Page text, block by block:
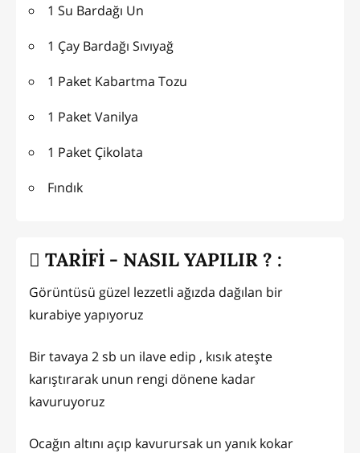
1 Su Bardağı Un
1 Çay Bardağı Sıvıyağ
1 Paket Kabartma Tozu
1 Paket Vanilya
1 Paket Çikolata
Fındık
TARİFİ - NASIL YAPILIR ? :
Görüntüsü güzel lezzetli ağızda dağılan bir
kurabiye yapıyoruz
Bir tavaya 2 sb un ilave edip , kısık ateşte
karıştırarak unun rengi dönene kadar
kavuruyoruz
Ocağın altını açıp kavurursak un yanık kokar